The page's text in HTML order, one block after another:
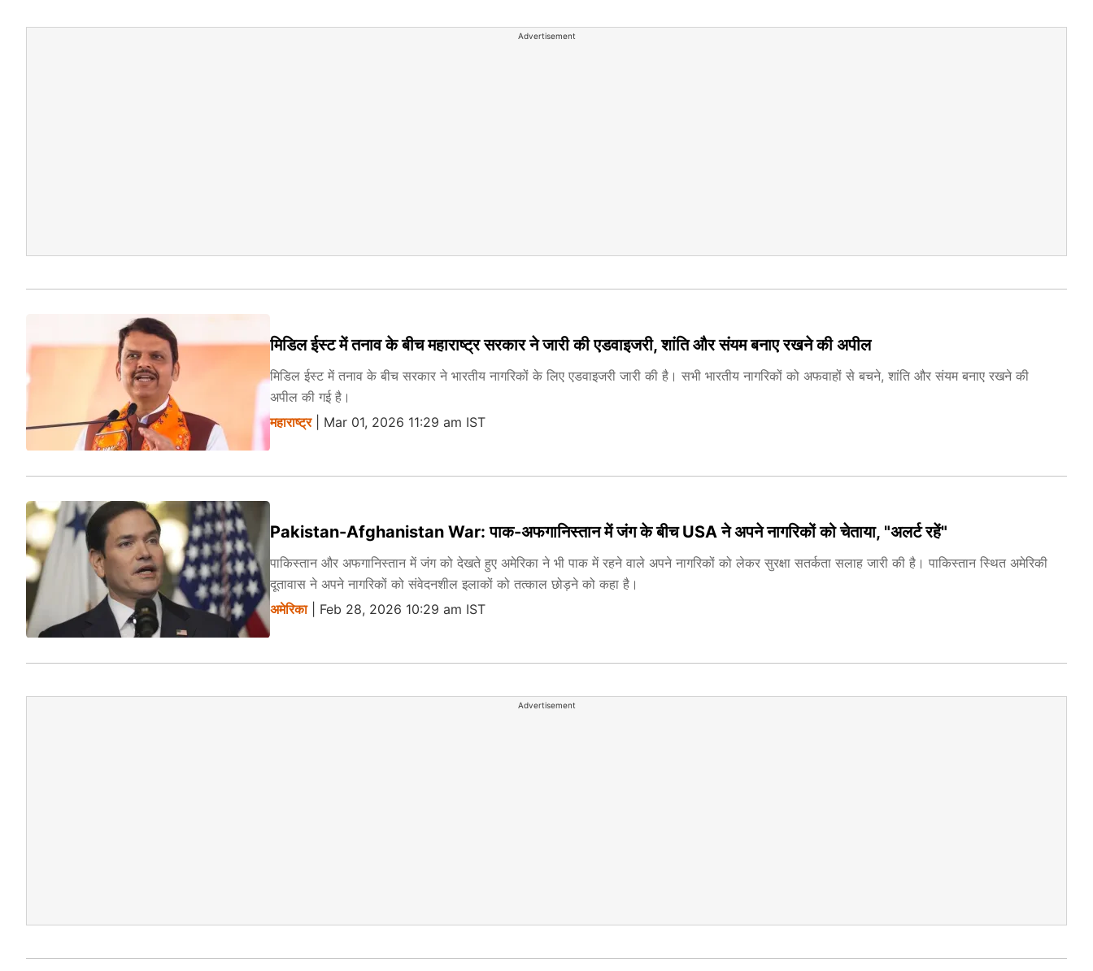
Advertisement
मिडिल ईस्ट में तनाव के बीच महाराष्ट्र सरकार ने जारी की एडवाइजरी, शांति और संयम बनाए रखने की अपील
मिडिल ईस्ट में तनाव के बीच सरकार ने भारतीय नागरिकों के लिए एडवाइजरी जारी की है। सभी भारतीय नागरिकों को अफवाहों से बचने, शांति और संयम बनाए रखने की
अपील की गई है।
महाराष्ट्र| Mar 01, 2026 11:29 am IST
Pakistan-Afghanistan War: पाक-अफगानिस्तान में जंग के बीच USA ने अपने नागरिकों को चेताया, "अलर्ट रहें"
पाकिस्तान और अफगानिस्तान में जंग को देखते हुए अमेरिका ने भी पाक में रहने वाले अपने नागरिकों को लेकर सुरक्षा सतर्कता सलाह जारी की है। पाकिस्तान स्थित अमेरिकी
दूतावास ने अपने नागरिकों को संवेदनशील इलाकों को तत्काल छोड़ने को कहा है।
अमेरिका| Feb 28, 2026 10:29 am IST
Advertisement